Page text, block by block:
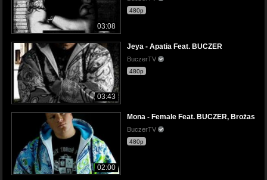
03:08
480p
03:43
Jeya - Apatia Feat. BUCZER
BuczerTV
480p
02:00
Mona - Female Feat. BUCZER, Brożas
BuczerTV
480p